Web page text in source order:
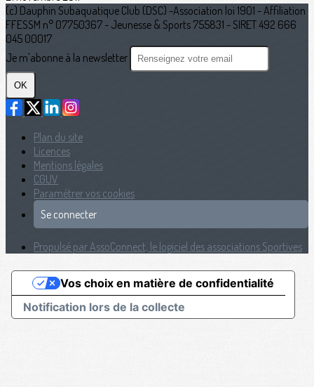
(c) Dauphin Subaquatique Club (DSC) -Association loi 1901 - Affiliation
FFESSM n° 07750367 - Jeunesse & Sports 755831 - SIRET 492 666
045 00017
Je m'abonne à la newsletter
OK
Plan du site
Licences
Mentions légales
CGUV
Paramétrer vos cookies
Se connecter
Propulsé par AssoConnect, le logiciel des associations Sportives
Notification lors de la collecte
Vos choix en matière de confidentialité